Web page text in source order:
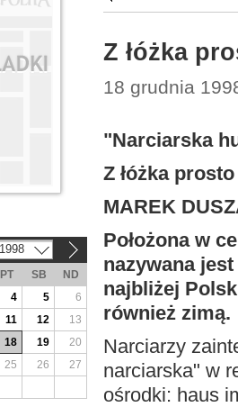
Z łóżka
18 grudnia
"Narciarska
Z łóżka
MAREK
Położona w
nazywana
najbliżej
również zimą.
Narciarzy
narciarska" w
ośrodki: haus
1998
PT SB
ND
4 5
6
11 12
13
18 19
20
25 26
27